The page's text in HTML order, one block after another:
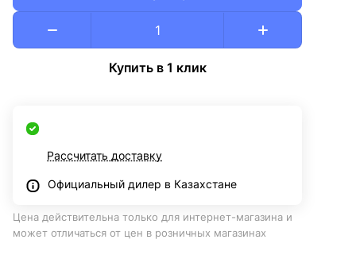
Купить в 1 клик
Рассчитать доставку
Официальный дилер в Казахстане
Цена действительна только для интернет-магазина и
может отличаться от цен в розничных магазинах